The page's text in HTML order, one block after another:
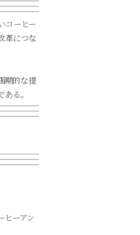
コーヒー
革につな
期的な提
る。
ヒーアン